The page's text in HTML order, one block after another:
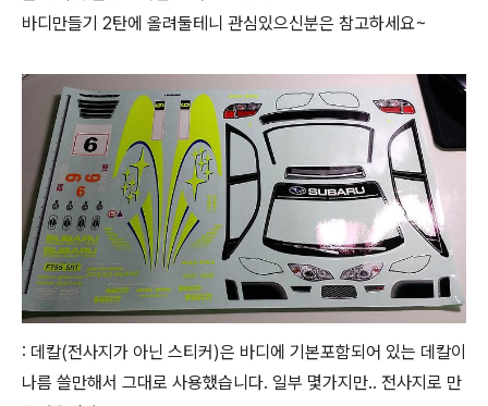
바디만들기 2탄에 올려둘테니 관심있으신분은 참고하세요~
: 데칼(전사지가 아닌 스티커)은 바디에 기본포함되어 있는 데칼이
나름 쓸만해서 그대로 사용했습니다. 일부 몇가지만.. 전사지로 만